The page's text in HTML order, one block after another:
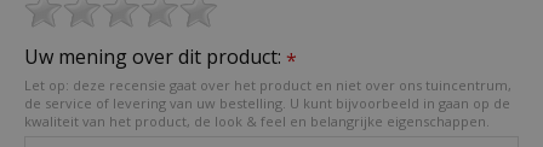
Uw mening over dit product: *
Let op: deze recensie gaat over het product en niet over ons tuincentrum,
de service of levering van uw bestelling. U kunt bijvoorbeeld in gaan op de
kwaliteit van het product, de look & feel en belangrijke eigenschappen.